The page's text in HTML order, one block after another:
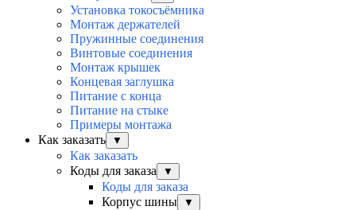
Установка токосъёмника
Монтаж держателей
Пружинные соединения
Винтовые соединения
Монтаж крышек
Концевая заглушка
Питание с конца
Питание на стыке
Примеры монтажа
Как заказать
▼
Как заказать
Коды для заказа
▼
Коды для заказа
Корпус шины
▼